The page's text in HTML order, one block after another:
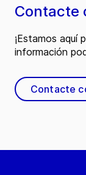
Contacte
¡Estamos aquí
información
Contacte